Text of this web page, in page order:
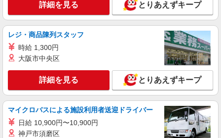
藤本食品株式会社
製造職（転勤有）
【月給】20.5万円〜34.7万円 ※年齢・経験
による
本社工場：和歌山県岩出市中島928番地 大阪工
場：大阪府大東市新田境町7番45号 滋賀工場：滋
賀県守山市勝部4丁目1241番地 兵庫工場：兵庫県
小野市住永町26番地 広島工場：広島県三原市沼田
キープ 詳細を見る
人材プロオフィス株式会社
2交替・工場でのプラスチック部品の製造や検
詳細を見る とりあえずキープ
レジ・商品陳列スタッフ
時給 1,300円
大阪市中央区
詳細を見る とりあえずキープ
マイクロバスによる施設利用者送迎ドライバー
日給 10,900円〜10,900円
神戸市須磨区